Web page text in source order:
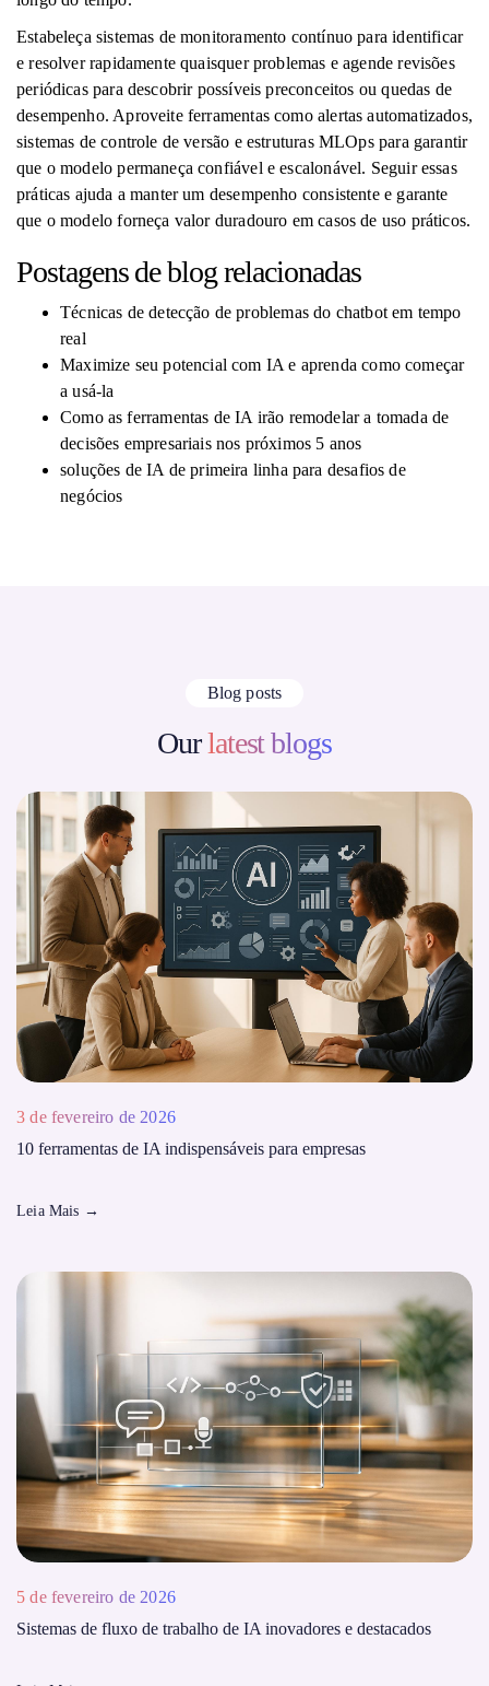
Estabeleça sistemas de monitoramento contínuo para identificar
e resolver rapidamente quaisquer problemas e agende revisões
periódicas para descobrir possíveis preconceitos ou quedas de
desempenho. Aproveite ferramentas como alertas automatizados,
sistemas de controle de versão e estruturas MLOps para garantir
que o modelo permaneça confiável e escalonável. Seguir essas
práticas ajuda a manter um desempenho consistente e garante
que o modelo forneça valor duradouro em casos de uso práticos.
Postagens de blog relacionadas
Técnicas de detecção de problemas do chatbot em tempo
real
Maximize seu potencial com IA e aprenda como começar
a usá-la
Como as ferramentas de IA irão remodelar a tomada de
decisões empresariais nos próximos 5 anos
soluções de IA de primeira linha para desafios de
negócios
Blog posts
Ourlatest blogs
3 de fevereiro de 2026
10 ferramentas de IA indispensáveis ​​para empresas
Leia Mais →
5 de fevereiro de 2026
Sistemas de fluxo de trabalho de IA inovadores e destacados